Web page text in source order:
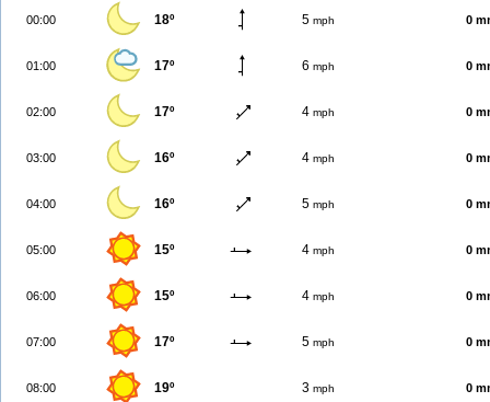
00:00 18º 5 mph 0
01:00 17º 6 mph 0
02:00 17º 4 mph 0
03:00 16º 4 mph 0
04:00 16º 5 mph 0
05:00 15º 4 mph 0
06:00 15º 4 mph 0
07:00 17º 5 mph 0
08:00 19º 3 mph 0